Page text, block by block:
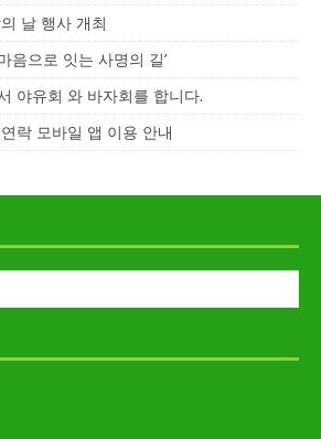
날 행사 개최
음으로 잇는 사명의 길’
야유회 와 바자회를 합니다.
락 모바일 앱 이용 안내